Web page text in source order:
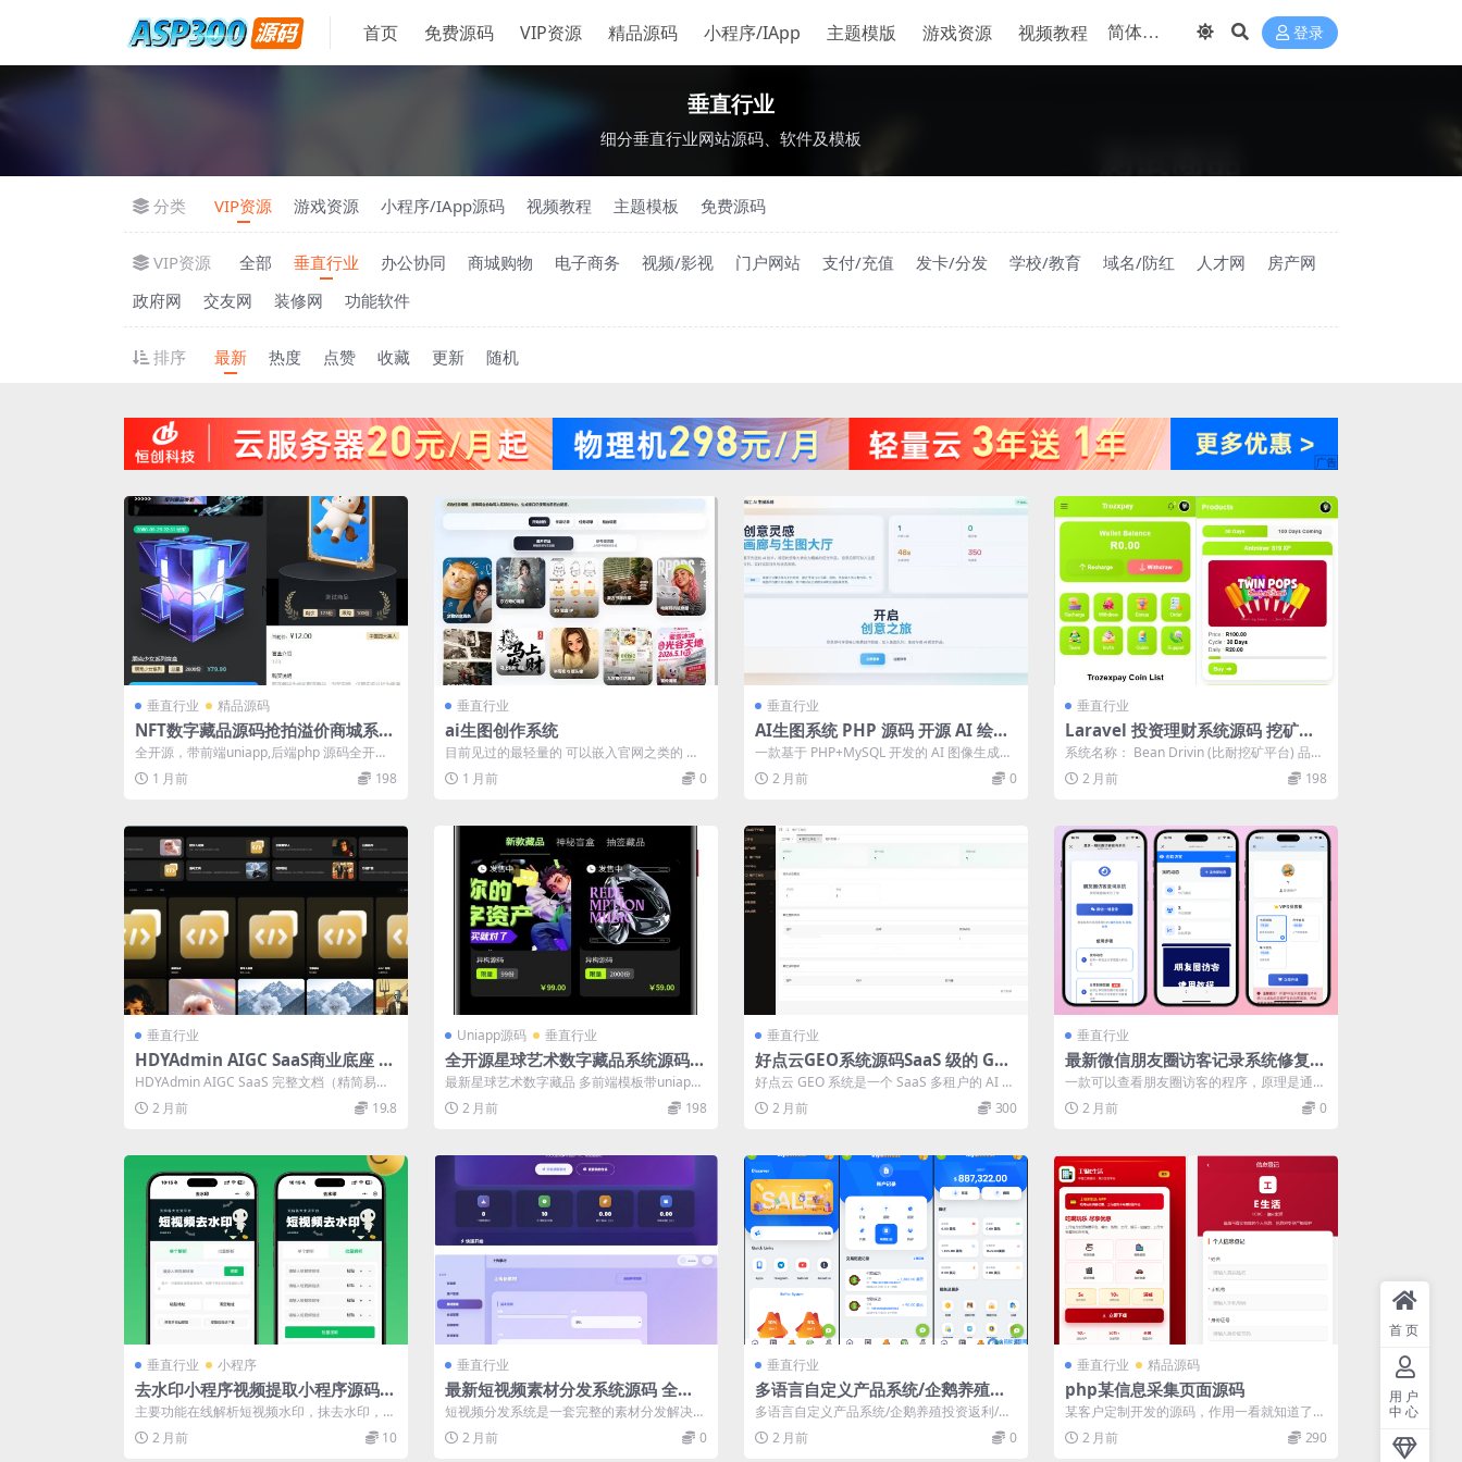
首页 免费源码 VIP资源 精品源码 小程序/IApp 主题模版 游戏资源 视频教程 登录
垂直行业
细分垂直行业网站源码、软件及模板
分类 VIP资源 游戏资源 小程序/IApp源码 视频教程 主题模板 免费源码
VIP资源 全部 垂直行业 办公协同 商城购物 电子商务 视频/影视 门户网站 支付/充值 发卡/分发 学校/教育 域名/防红 人才网
房产网
政府网
交友网 装修网 功能软件
排序 最新 热度 点赞 收藏 更新 随机
垂直行业 精品源码
NFT数字藏品源码抢拍溢价商城系统
数藏平台源码NFT数字艺术艺术品交
易元宇宙
全开源，带前端uniapp,后端php 源码全开源
对接易支付接口 主要功能介绍...
1 月前 198
垂直行业
ai生图创作系统
目前见过的最轻量的 可以嵌入官网之类的 安
装上传源码 解压 访问域名安装即可
1 月前 0
垂直行业
AI生图系统 PHP 源码 开源 AI 绘画
平台 支持文生图图生图
一款基于 PHP+MySQL 开发的 AI 图像生成平
台，可对接各类兼容 Ope...
2 月前 0
垂直行业
Laravel 投资理财系统源码 挖矿矿
机 MLM分销 带后台
系统名称： Bean Drivin (比耐挖矿平台) 品牌
域名： beanclo...
2 月前 198
垂直行业
HDYAdmin AIGC SaaS商业底座 多
租户AI内容付费系统源码
HDYAdmin AIGC SaaS 完整文档（精简易读
版） 小复杂，给会员自行...
2 月前 19.8
Uniapp源码 垂直行业
全开源星球艺术数字藏品系统源码前
端uniapp
最新星球艺术数字藏品 多前端模板带uniapp
源码，本套源码是定制开发的数藏系统...
2 月前 198
垂直行业
好点云GEO系统源码SaaS 级的 GEO
系统
好点云 GEO 系统是一个 SaaS 多租户的 AI 内
容运营平台，核心是利用 ...
2 月前 300
垂直行业
最新微信朋友圈访客记录系统修复版
源码
一款可以查看朋友圈访客的程序，原理是通过
程序生成一个链接发到朋友圈，当微信好友
点...2 月前 0
垂直行业 小程序
去水印小程序视频提取小程序源码支
持二次开发流量主源码小程序
主要功能在线解析短视频水印，抹去水印，支
持流量主，解析视频或图集时 每天需要用户...
2 月前 10
垂直行业
最新短视频素材分发系统源码 全开
源版本
短视频分发系统是一套完整的素材分发解决方
案，支持用户领取素材、回填作品、收益管
理...2 月前 0
垂直行业
多语言自定义产品系统/企鹅养殖投
资返利/一键安装
多语言自定义产品系统/企鹅养殖投资返利/一
键安装
2 月前 0
垂直行业 精品源码
php某信息采集页面源码
某客户定制开发的源码，作用一看就知道了！
带有前端后端和数据库；
2 月前 290
首页
用户
中心